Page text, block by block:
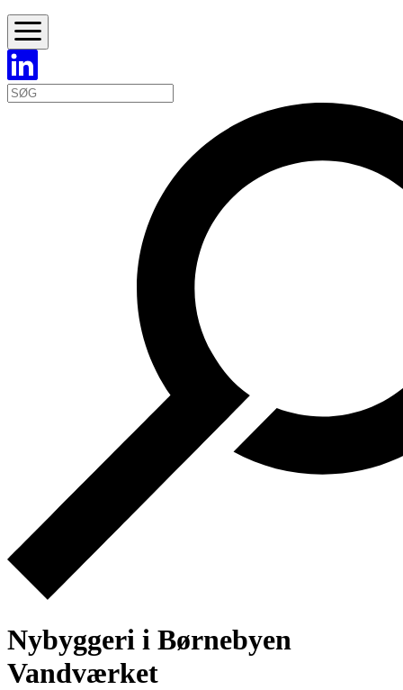
Nybyggeri i Børnebyen
Vandværket